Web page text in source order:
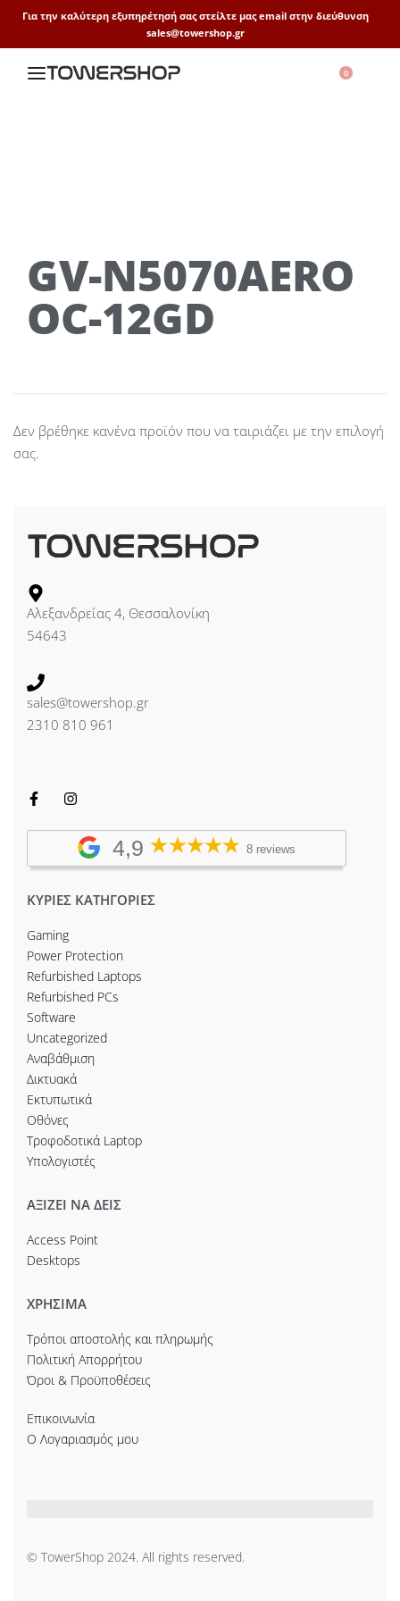
Για την καλύτερη εξυπηρέτησή σας στείλτε μας email στην διεύθυνση
sales@towershop.gr
0
GV-N5070AERO
OC-12GD
Δεν βρέθηκε κανένα προϊόν που να ταιριάζει με την επιλογή
σας.
Αλεξανδρείας 4, Θεσσαλονίκη
54643
sales@towershop.gr
2310 810 961
4,9 8 reviews
ΚΥΡΙΕΣ ΚΑΤΗΓΟΡΙΕΣ
Gaming
Power Protection
Refurbished Laptops
Refurbished PCs
Software
Uncategorized
Αναβάθμιση
Δικτυακά
Εκτυπωτικά
Οθόνες
Τροφοδοτικά Laptop
Υπολογιστές
ΑΞΙΖΕΙ ΝΑ ΔΕΙΣ
Access Point
Desktops
ΧΡΗΣΙΜΑ
Τρόποι αποστολής και πληρωμής
Πολιτική Απορρήτου
Όροι & Προϋποθέσεις
Επικοινωνία
Ο Λογαριασμός μου
© TowerShop 2024. All rights reserved.